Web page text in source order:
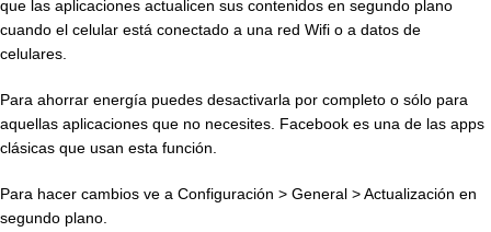
que las aplicaciones actualicen sus contenidos en segundo plano
cuando el celular está conectado a una red Wifi o a datos de
celulares.
Para ahorrar energía puedes desactivarla por completo o sólo para
aquellas aplicaciones que no necesites. Facebook es una de las apps
clásicas que usan esta función.
Para hacer cambios ve a Configuración > General > Actualización en
segundo plano.